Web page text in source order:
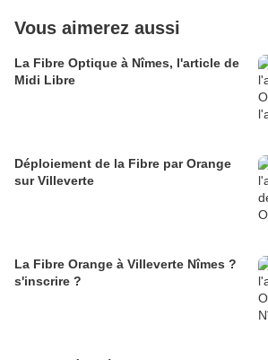
Vous aimerez aussi
La Fibre Optique à Nîmes, l'article de
Midi Libre
Déploiement de la Fibre par Orange
sur Villeverte
La Fibre Orange à Villeverte Nîmes ?
s'inscrire ?